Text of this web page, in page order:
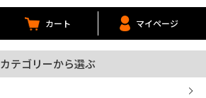
カート マイページ
カテゴリーから選ぶ